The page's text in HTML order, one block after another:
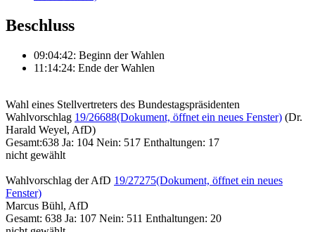
Beschluss
09:04:42: Beginn der Wahlen
11:14:24: Ende der Wahlen
Wahl eines Stellvertreters des Bundestagspräsidenten
Wahlvorschlag 19/26688(Dokument, öffnet ein neues Fenster) (Dr.
Harald Weyel, AfD)
Gesamt:638 Ja: 104 Nein: 517 Enthaltungen: 17
nicht gewählt
Wahlvorschlag der AfD 19/27275(Dokument, öffnet ein neues
Fenster)
Marcus Bühl, AfD
Gesamt: 638 Ja: 107 Nein: 511 Enthaltungen: 20